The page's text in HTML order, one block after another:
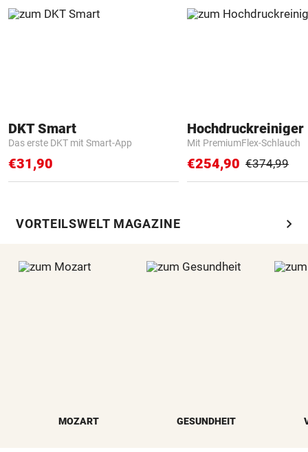
DKT Smart
Das erste DKT mit Smart-App
€31,90
Hochdruckreiniger
Mit PremiumFlex-Schlauch
€254,90 €374,99
VORTEILSWELT MAGAZINE chevron_right
MOZART GESUNDHEIT